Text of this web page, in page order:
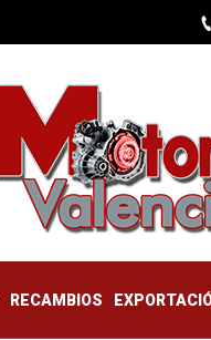
RECAMBIOS
OCASIÓN RECAMBIOS